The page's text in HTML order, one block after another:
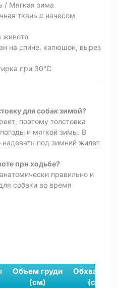
/ Мягкая зима
ткань с начесом
животе
на спине, капюшон, вырез
при 30°C
для собак зимой?
поэтому толстовка
и мягкой зимы. В
под зимний жилет
при ходьбе?
правильно и
собаки во время
Объем груди
(см)
Обхват
(см)